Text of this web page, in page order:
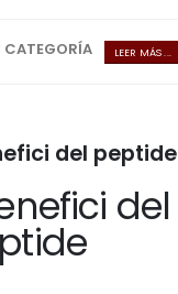
CATEGORÍA LEER MÁS ...
del peptide
del